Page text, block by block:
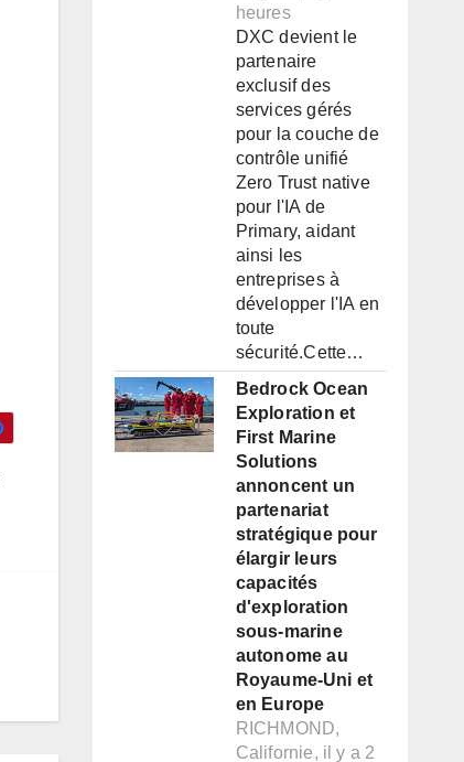
heures
DXC devient le
partenaire
exclusif des
services gérés
pour la couche de
contrôle unifié
Zero Trust native
pour l'IA de
Primary, aidant
ainsi les
entreprises à
développer l'IA en
toute
sécurité.Cette…
Bedrock Ocean
Exploration et
First Marine
Solutions
annoncent un
partenariat
stratégique pour
élargir leurs
capacités
d'exploration
sous-marine
autonome au
Royaume-Uni et
en Europe
RICHMOND,
Californie, il y a 2